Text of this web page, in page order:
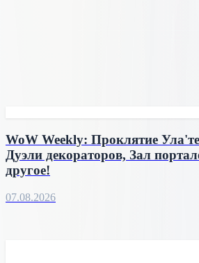
WoW Weekly: Проклятие
Дуэли декораторов, Зал
другое!
07.08.2026